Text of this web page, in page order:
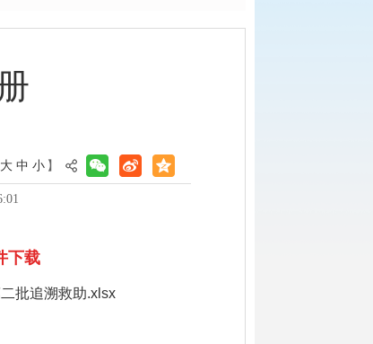
大 中 小 】
下载
批追溯救助.xlsx